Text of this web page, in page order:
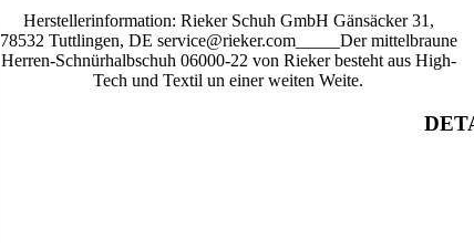
Herstellerinformation: Rieker Schuh GmbH Gänsäcker 31,
78532 Tuttlingen, DE service@rieker.com_____Der mittelbraune
Herren-Schnürhalbschuh 06000-22 von Rieker besteht aus High-
Tech und Textil un einer weiten Weite.